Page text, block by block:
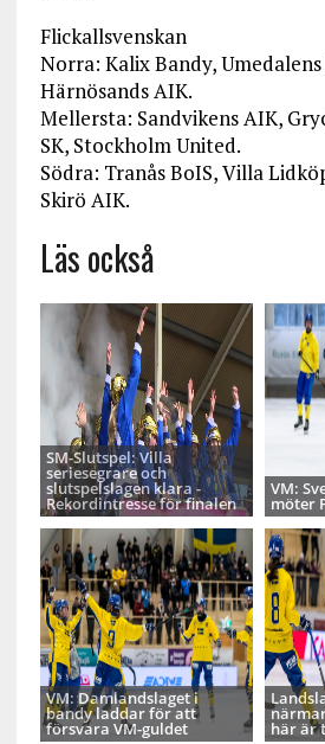
Flickallsvenskan
Norra: Kalix Bandy, Umedalens
Härnösands AIK.
Mellersta: Sandvikens AIK,
SK, Stockholm United.
Södra: Tranås BoIS, Villa
Skirö AIK.
Läs också
SM-Slutspel: Villa
seriesegrare och
slutspelslagen klara -
Rekordintresse för finalen
VM:
möter
VM: Damlandslaget i
bandy laddar för att
försvara VM-guldet här är